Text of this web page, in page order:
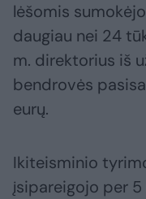
lėšomis
daugiau nei 24
m. direktorius iš
bendrovės
eurų.
Ikiteisminio
įsipareigojo per